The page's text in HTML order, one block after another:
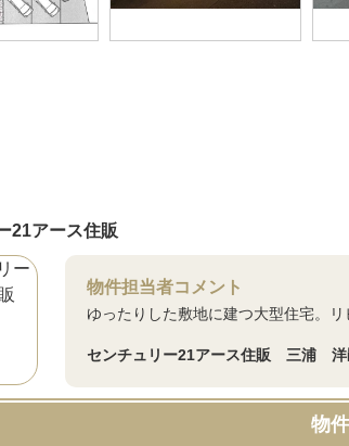
21アース住販
物件担当者コメント
ゆったりした敷地に建つ大型住宅。
センチュリー21アース住販 三浦 洋
物